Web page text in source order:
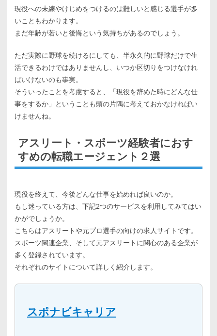
現役への未練やけじめをつけるのは難しいと感じる選手が多
いこともわかります。
まだ年齢が若いと後悔という気持ちがあるのでしょう。
ただ実際に野球を続けるにしても、半永久的に野球だけで生
活できるわけではありませんし、いつか区切りをつけなけれ
ばいけないのも事実。
そういったことを考慮すると、「現役を辞めた時にどんな仕
事をするか」ということも頭の片隅に考えておかなければい
けませんね。
アスリート・スポーツ経験者におす
すめの転職エージェント２選
現役を終えて、今後どんな仕事を始めれば良いのか。
もし迷っている方は、下記2つのサービスを利用してみてはい
かがでしょうか。
こちらはアスリートや元プロ選手の向けの求人サイトです。
スポーツ関連企業、そして元アスリートに関心のある企業が
多く登録されています。
それぞれのサイトについて詳しく紹介します。
スポナビキャリア